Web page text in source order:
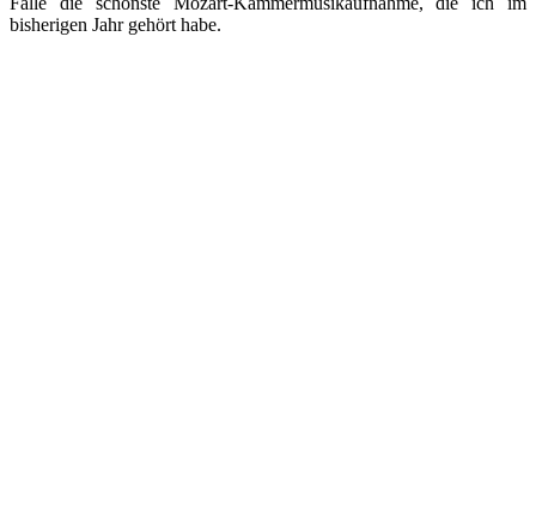
bisherigen Jahr gehört habe.